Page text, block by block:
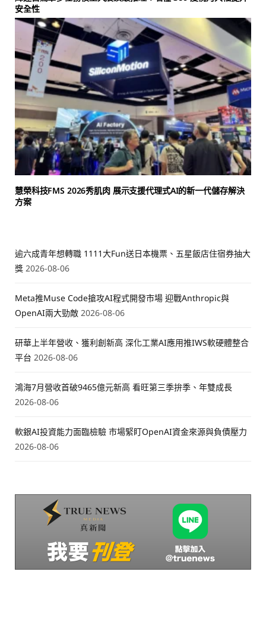
安全性
慧榮科技FMS 2026秀肌肉 展示支援代理式AI的新一代儲存解決
方案
逾六成青年想轉職 1111大Fun送日本機票、五星飯店住宿券抽大
獎 2026-08-06
Meta推Muse Code搶攻AI程式開發市場 迎戰Anthropic與
OpenAI兩大勁敵 2026-08-06
研華上半年營收、獲利創新高 深化工業AI應用推IWS軟硬體整合
平台 2026-08-06
鴻海7月營收首破9465億元新高 看旺第三季拚季、年雙成長
2026-08-06
軟銀AI投資能力面臨檢驗 市場緊盯OpenAI資金來源與負債壓力
2026-08-06